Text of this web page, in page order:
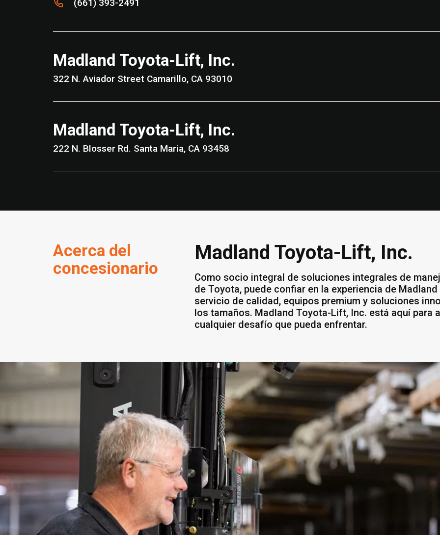
(661) 393-2491
Madland Toyota-Lift, Inc.
322 N. Aviador Street Camarillo, CA 93010
Madland Toyota-Lift, Inc.
222 N. Blosser Rd. Santa Maria, CA 93458
Acerca del
concesionario
Madland Toyota-Lift, Inc.
Como socio integral de soluciones integrales de
de Toyota, puede confiar en la experiencia de
servicio de calidad, equipos premium y soluciones
los tamaños. Madland Toyota-Lift, Inc. está aquí para
cualquier desafío que pueda enfrentar.